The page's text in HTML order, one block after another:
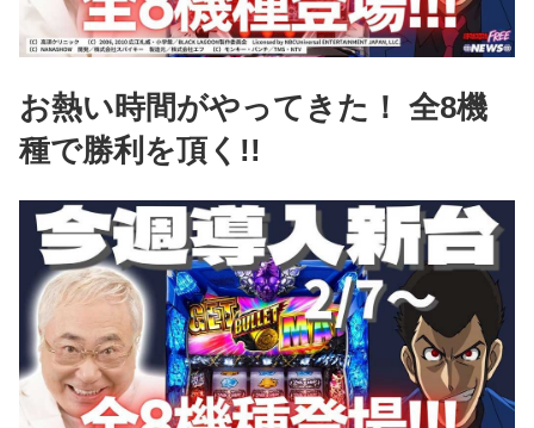
お熱い時間がやってきた！ 全8機
種で勝利を頂く!!